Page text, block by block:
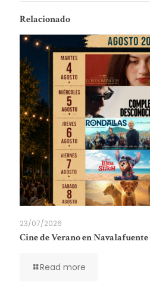
Relacionado
23/07/2026
Cine de Verano en Navalafuente
Read more